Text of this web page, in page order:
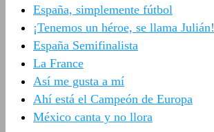
España, simplemente fútbol
¡Tenemos un héroe, se llama Julián!
España Semifinalista
La France
Así me gusta a mí
Ahí está el Campeón de Europa
México canta y no llora